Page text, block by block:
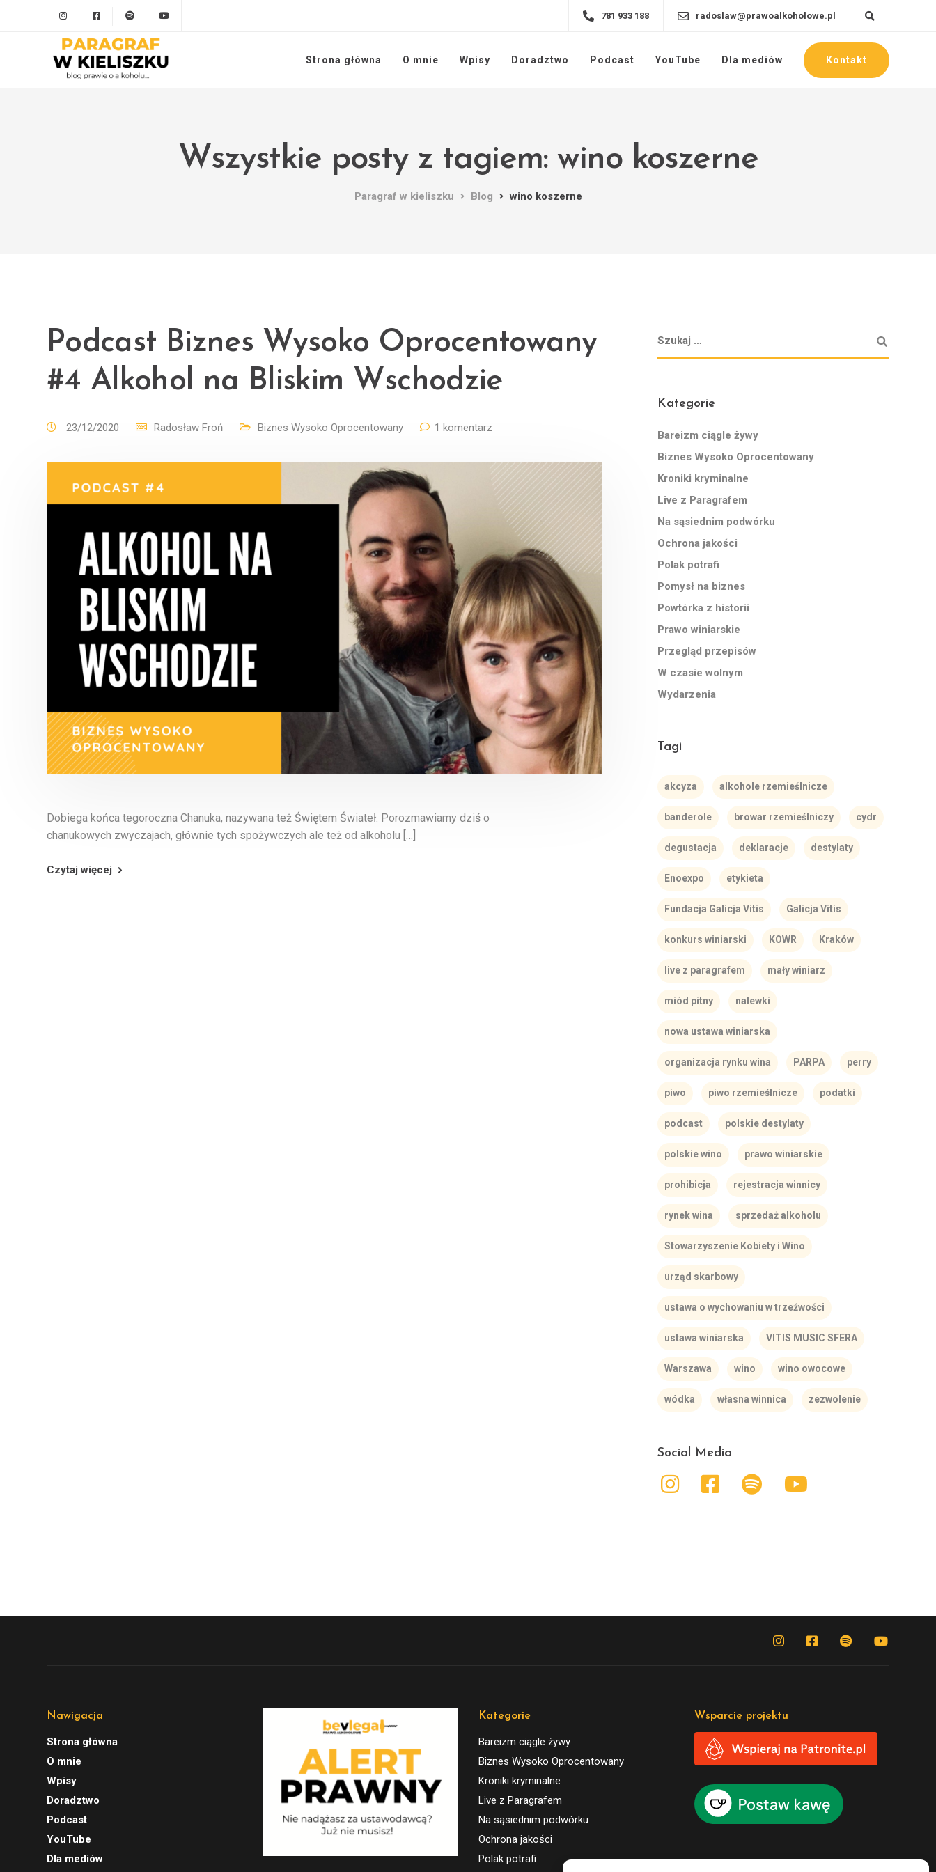
781 933 188 radoslaw@prawoalkoholowe.pl
Strona główna O mnie Wpisy Doradztwo Podcast YouTube Dla mediów Kontakt
Wszystkie posty z tagiem: wino koszerne
Paragraf w kieliszku Blog wino koszerne
Podcast Biznes Wysoko Oprocentowany
#4 Alkohol na Bliskim Wschodzie
23/12/2020 Radosław Froń Biznes Wysoko Oprocentowany 1 komentarz
Dobiega końca tegoroczna Chanuka, nazywana też Świętem Świateł. Porozmawiamy dziś o
chanukowych zwyczajach, głównie tych spożywczych ale też od alkoholu […]
Czytaj więcej
Kategorie
Bareizm ciągle żywy
Biznes Wysoko Oprocentowany
Kroniki kryminalne
Live z Paragrafem
Na sąsiednim podwórku
Ochrona jakości
Polak potrafi
Pomysł na biznes
Powtórka z historii
Prawo winiarskie
Przegląd przepisów
W czasie wolnym
Wydarzenia
Tagi
akcyza alkohole rzemieślnicze
banderole browar rzemieślniczy cydr
degustacja deklaracje destylaty
Enoexpo etykieta
Fundacja Galicja Vitis Galicja Vitis
konkurs winiarski KOWR Kraków
live z paragrafem mały winiarz
miód pitny nalewki
nowa ustawa winiarska
organizacja rynku wina PARPA perry
piwo piwo rzemieślnicze podatki
podcast polskie destylaty
polskie wino prawo winiarskie
prohibicja rejestracja winnicy
rynek wina sprzedaż alkoholu
Stowarzyszenie Kobiety i Wino
urząd skarbowy
ustawa o wychowaniu w trzeźwości
ustawa winiarska VITIS MUSIC SFERA
Warszawa wino wino owocowe
wódka własna winnica zezwolenie
Social Media
Nawigacja
Strona główna
O mnie
Wpisy
Doradztwo
Podcast
YouTube
Dla mediów
Kategorie
Bareizm ciągle żywy
Biznes Wysoko Oprocentowany
Kroniki kryminalne
Live z Paragrafem
Na sąsiednim podwórku
Ochrona jakości
Polak potrafi
Wsparcie projektu